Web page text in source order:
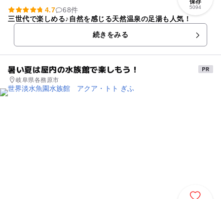
保存
5094
4.7
68件
三世代で楽しめる♪自然を感じる天然温泉の足湯も人気！
続きをみる
暑い夏は屋内の水族館で楽しもう！
岐阜県各務原市